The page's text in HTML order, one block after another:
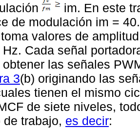
im. En este
de modulación im =
valores de
Hz. Cada señal
obtener las señales
3(b) originando las
tienen el mismo
de siete niveles,
de trabajo, es decir: